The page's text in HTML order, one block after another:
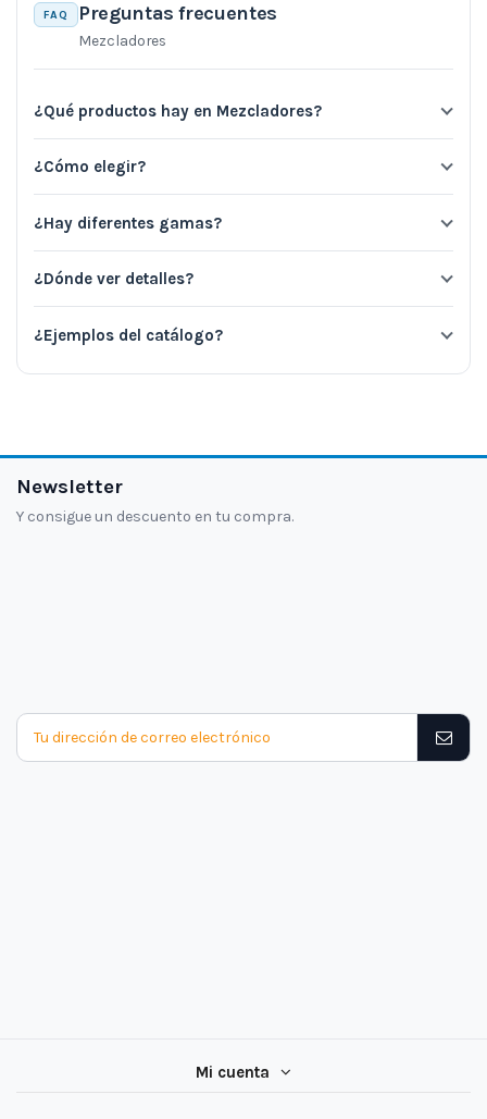
FAQ Preguntas frecuentes
Mezcladores
¿Qué productos hay en Mezcladores?
¿Cómo elegir?
¿Hay diferentes gamas?
¿Dónde ver detalles?
¿Ejemplos del catálogo?
Newsletter
Y consigue un descuento en tu compra.
Mi cuenta